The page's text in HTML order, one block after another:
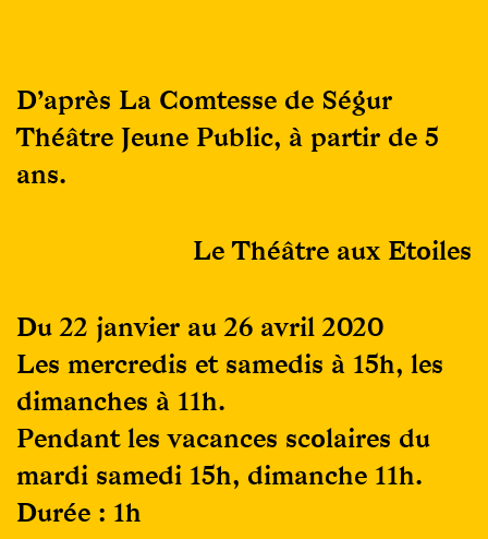
n
D’après La Comtesse de Ségur
Théâtre Jeune Public, à partir de 5
ans.
Le Théâtre aux Etoiles
Du 22 janvier au 26 avril 2020
Les mercredis et samedis à 15h, les
dimanches à 11h.
Pendant les vacances scolaires du
mardi samedi 15h, dimanche 11h.
Durée : 1h